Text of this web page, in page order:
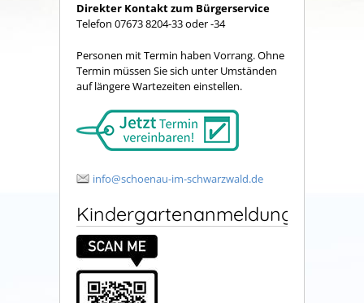
Direkter Kontakt zum Bürgerservice
Telefon 07673 8204-33 oder -34
Personen mit Termin haben Vorrang. Ohne
Termin müssen Sie sich unter Umständen
auf längere Wartezeiten einstellen.
info@schoenau-im-schwarzwald.de
Kindergartenanmeldung